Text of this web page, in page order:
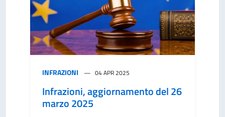
INFRAZIONI 04 APR 2025
Infrazioni, aggiornamento del 26
marzo 2025